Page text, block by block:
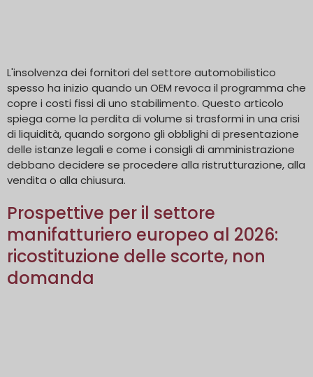
L'insolvenza dei fornitori del settore automobilistico
spesso ha inizio quando un OEM revoca il programma che
copre i costi fissi di uno stabilimento. Questo articolo
spiega come la perdita di volume si trasformi in una crisi
di liquidità, quando sorgono gli obblighi di presentazione
delle istanze legali e come i consigli di amministrazione
debbano decidere se procedere alla ristrutturazione, alla
vendita o alla chiusura.
Prospettive per il settore
manifatturiero europeo al 2026:
ricostituzione delle scorte, non
domanda